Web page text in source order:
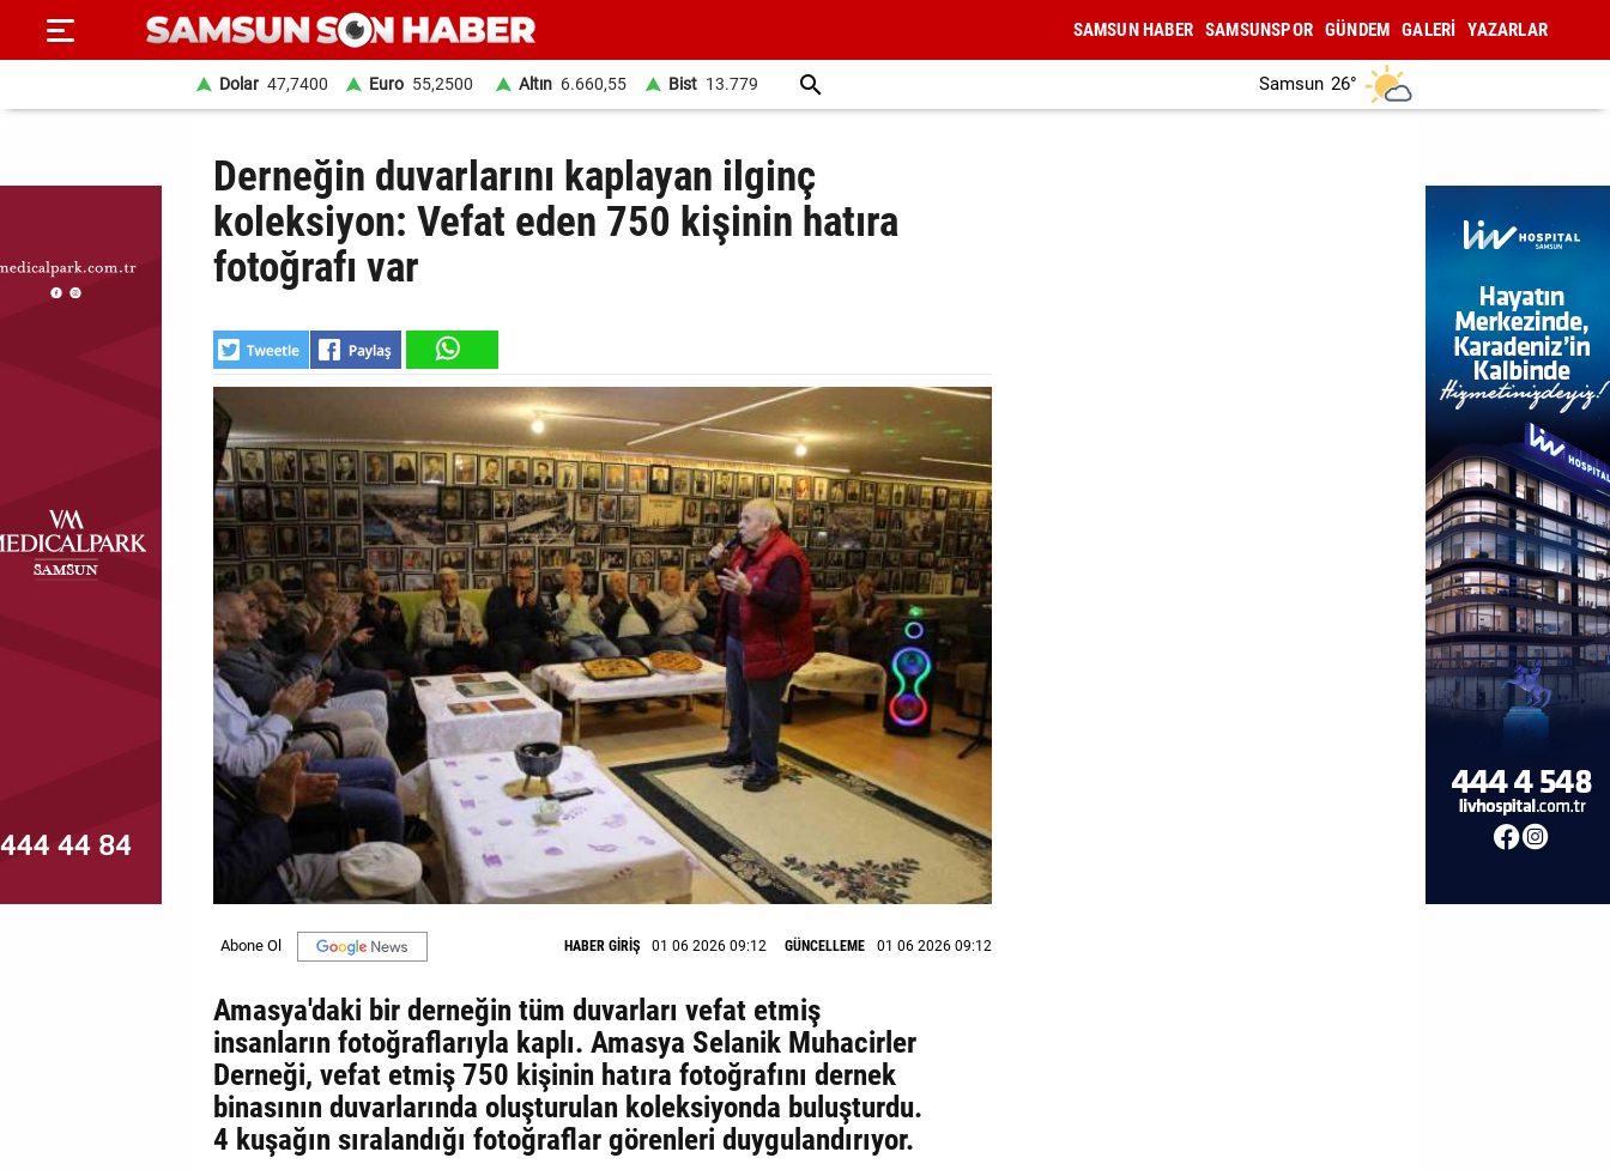
SAYFA
HABER
DÜNYA
MAGAZİN
Künye
İletişim
SAMSUN HABER SAMSUNSPOR GÜNDEM GALERİ YAZARLAR
Dolar 47,7400 Euro 55,2500 Altın 6.660,55 Bist 13.779 Samsun 26°
Derneğin duvarlarını kaplayan ilginç
koleksiyon: Vefat eden 750 kişinin hatıra
fotoğrafı var
HABER GİRİŞ 01 06 2026 09:12 GÜNCELLEME 01 06 2026 09:12
Amasya'daki bir derneğin tüm duvarları vefat etmiş
insanların fotoğraflarıyla kaplı. Amasya Selanik Muhacirler
Derneği, vefat etmiş 750 kişinin hatıra fotoğrafını dernek
binasının duvarlarında oluşturulan koleksiyonda buluşturdu.
4 kuşağın sıralandığı fotoğraflar görenleri duygulandırıyor.